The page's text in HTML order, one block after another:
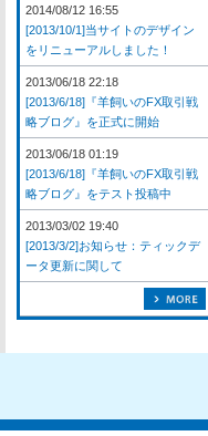
2014/08/12 16:55
[2013/10/1]当サイトのデザイン
をリニューアルしました！
2013/06/18 22:18
[2013/6/18]『羊飼いのFX取引戦
略ブログ』を正式に開始
2013/06/18 01:19
[2013/6/18]『羊飼いのFX取引戦
略ブログ』をテスト投稿中
2013/03/02 19:40
[2013/3/2]お知らせ：ティックデ
ータ更新に関して